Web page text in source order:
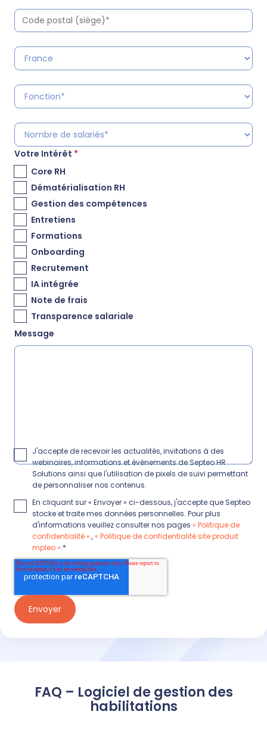
Votre Intérêt *
Core RH
Dématérialisation RH
Gestion des compétences
Entretiens
Formations
Onboarding
Recrutement
IA intégrée
Note de frais
Transparence salariale
Message
J'accepte de recevoir les actualités, invitations à des
webinaires, informations et événements de Septeo HR
Solutions ainsi que l'utilisation de pixels de suivi permettant
de personnaliser nos contenus.
En cliquant sur « Envoyer » ci-dessous, j'accepte que Septeo
stocke et traite mes données personnelles. Pour plus
d'informations veuillez consulter nos pages « Politique de
confidentialité ».,« Politique de confidentialité site produit
mpleo ».*
FAQ – Logiciel de gestion des
habilitations